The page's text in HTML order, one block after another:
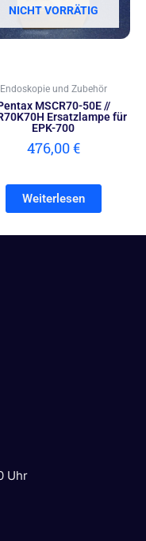
NICHT VORRÄTIG
Endoskopie und Zubehör
MSCR70-50E //
Ersatzlampe für
EPK-700
476,00€
Weiterlesen
Uhr